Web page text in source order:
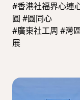
#香港社福界心連
圓 #圓同心
#廣東社工周 #灣
展